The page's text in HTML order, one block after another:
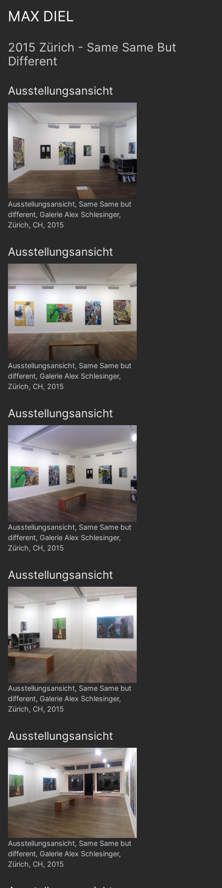
MAX DIEL
2015 Zürich - Same Same But
Different
Ausstellungsansicht
Ausstellungsansicht, Same Same but
different, Galerie Alex Schlesinger,
Zürich, CH, 2015
Ausstellungsansicht
Ausstellungsansicht, Same Same but
different, Galerie Alex Schlesinger,
Zürich, CH, 2015
Ausstellungsansicht
Ausstellungsansicht, Same Same but
different, Galerie Alex Schlesinger,
Zürich, CH, 2015
Ausstellungsansicht
Ausstellungsansicht, Same Same but
different, Galerie Alex Schlesinger,
Zürich, CH, 2015
Ausstellungsansicht
Ausstellungsansicht, Same Same but
different, Galerie Alex Schlesinger,
Zürich, CH, 2015